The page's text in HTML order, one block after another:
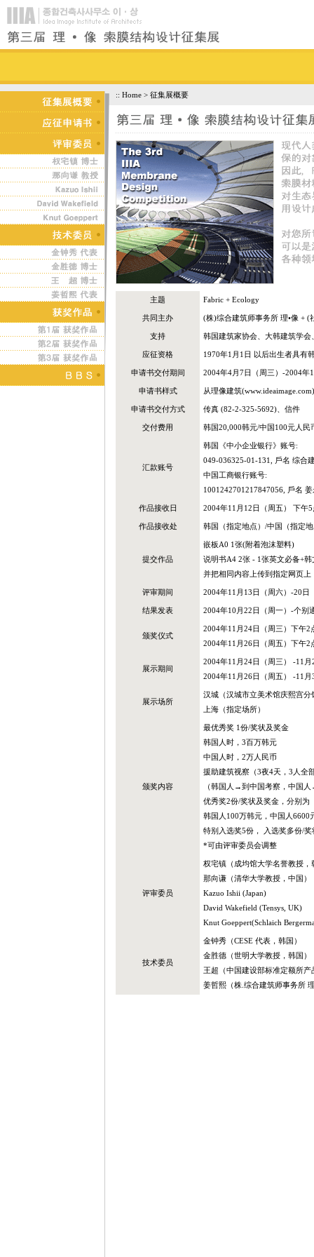
:: Home > 征集展概要
主题 Fabric + Ecology
共同主办 (株)综合建筑师事务所 理•像 + (
支持 韩国建筑家协会、大韩建筑学
应征资格 1970年1月1日 以后出生者具有
申请书交付期间 2004年4月7日（周三）-2004年
申请书样式 从理像建筑
申请书交付方式 传真 (82-2-325-5692)、信件
交付费用 韩国20,000韩元/中国100元人民
汇款账号
韩国《中小企业银行》账号:
049-036325-01-131, 戶名 综合
中国工商银行账号:
1001242701217847056, 戶名
作品接收日 2004年11月12日（周五） 下午
作品接收处 韩国（指定地点）/中国（指定
提交作品
嵌板A0 1张(附着泡沫塑料)
说明书A4 2张 - 1张英文必备+
并把相同内容上传到指定网页上
评审期间 2004年11月13日（周六）-20日
结果发表 2004年10月22日（周一）-个别
颁奖仪式
2004年11月24日（周三）下午
2004年11月26日（周五）下午
展示期间
2004年11月24日（周三） -11
2004年11月26日（周五） -11
展示场所
汉城（汉城市立美术馆庆熙宫分
上海（指定场所）
颁奖内容
最优秀奖 1份/奖状及奖金
韩国人时，3百万韩元
中国人时，2万人民币
援助建筑视察（3夜4天，3人全
（韩国人→到中国考察，中国
优秀奖2份/奖状及奖金，分别为
韩国人100万韩元，中国人6600
特别入选奖5份， 入选奖多份/奖
*可由评审委员会调整
评审委员
权宅镇（成均馆大学名誉教授，
那向谦（清华大学教授，中国）
Kazuo Ishii (Japan)
David Wakefield (Tensys, UK)
Knut Goeppert(Schlaich
技术委员
金钟秀（CESE 代表，韩国）
金胜德（世明大学教授，韩国）
王超（中国建设部标准定额所
姜哲熙（株.综合建筑师事务所